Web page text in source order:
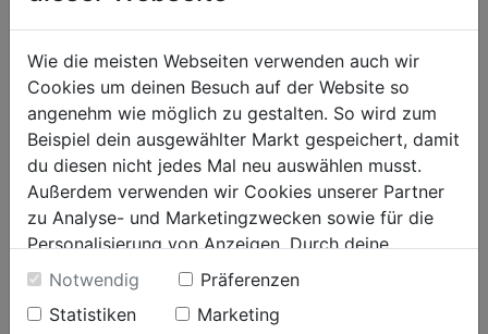
Vollbaustoffe, Mauerwerk mit
dichtem Gefüge
Weitere Produktmerkmale
Vorschubplatte: zwei dünne
Metallschichten mit
Plastikzwischenlage,
ausreichende Robustheit, zur
Verwendung von
Verbundmörtel mit Coaxial-
Kartuschen
Produktinformationen
Wie die meisten Webseiten verwenden auch wir
Cookies um deinen Besuch auf der Website so
angenehm wie möglich zu gestalten. So wird zum
Beispiel dein ausgewählter Markt gespeichert, damit
du diesen nicht jedes Mal neu auswählen musst.
Außerdem verwenden wir Cookies unserer Partner
zu Analyse- und Marketingzwecken sowie für die
Personalisierung von Anzeigen. Durch deine
Einwilligung werden die Daten von Drittanbieter,
unter anderem auch in den USA, verarbeitet.
Durch Klick auf "Alle Cookies erlauben" stimmst du
Notwendig
Präferenzen
Statistiken
Marketing